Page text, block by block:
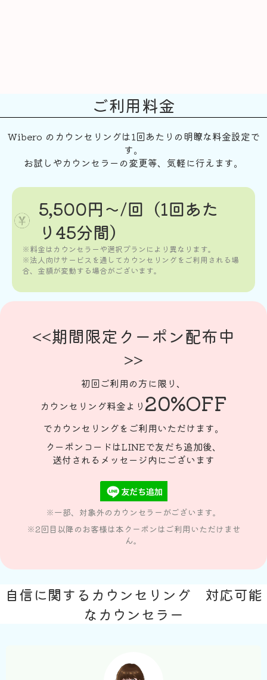
ご利用料金
Wibero のカウンセリングは1回あたりの明瞭な料金設定で
す。
お試しやカウンセラーの変更等、気軽に行えます。
5,500円〜/回（1回あた
り45分間）
※料金はカウンセラーや選択プランにより異なります。
※法人向けサービスを通してカウンセリングをご利用される場
合、金額が変動する場合がございます。
<<期間限定クーポン配布中
>>
初回ご利用の方に限り、
カウンセリング料金より20%OFF
でカウンセリングをご利用いただけます。
クーポンコードはLINEで友だち追加後、
送付されるメッセージ内にございます
※一部、対象外のカウンセラーがございます。
※2回目以降のお客様は本クーポンはご利用いただけませ
ん。
自信に関するカウンセリング 対応可能
なカウンセラー